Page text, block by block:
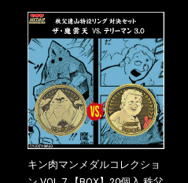
ル(非売品)付
キン肉マンメダルコレクショ